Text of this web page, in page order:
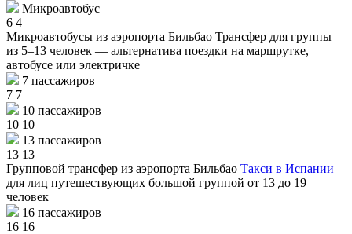
Микроавтобус
6 4
Микроавтобусы из аэропорта Бильбао Трансфер для группы
из 5–13 человек — альтернатива поездки на маршрутке,
автобусе или электричке
7 пассажиров
7 7
10 пассажиров
10 10
13 пассажиров
13 13
Групповой трансфер из аэропорта Бильбао Такси в Испании
для лиц путешествующих большой группой от 13 до 19
человек
16 пассажиров
16 16